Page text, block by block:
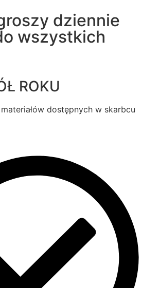
dziennie
wszystkich
ROKU
dostępnych w skarbcu